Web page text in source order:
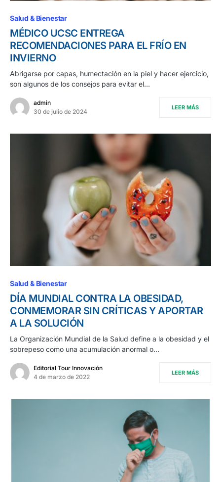
Salud & Bienestar
MÉDICO UCSC ENTREGA
RECOMENDACIONES PARA EL FRÍO EN
INVIERNO
Abrigarse por capas, humectación en la piel y hacer ejercicio,
son algunos de los consejos para evitar el…
admin
30 de julio de 2024
LEER MÁS
Salud & Bienestar
DÍA MUNDIAL CONTRA LA OBESIDAD,
CONMEMORAR SIN CRÍTICAS Y APORTAR
A LA SOLUCIÓN
La Organización Mundial de la Salud define a la obesidad y el
sobrepeso como una acumulación anormal o…
Editorial Tour Innovación
4 de marzo de 2022
LEER MÁS